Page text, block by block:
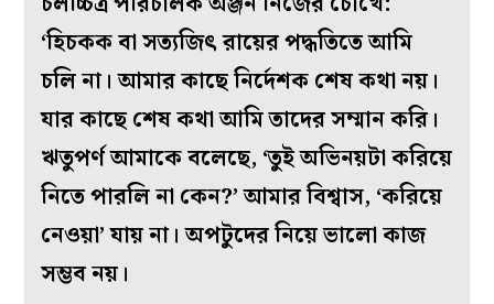
‘হিচকক বা সত্যজিৎ রায়ের পদ্ধতিতে আমি
চলি না। আমার কাছে নির্দেশক শেষ কথা নয়।
যার কাছে শেষ কথা আমি তাদের সম্মান করি।
ঋতুপর্ণ আমাকে বলেছে, ‘তুই অভিনয়টা করিয়ে
নিতে পারলি না কেন?’ আমার বিশ্বাস, ‘করিয়ে
নেওয়া’ যায় না। অপটুদের নিয়ে ভালো কাজ
সম্ভব নয়।